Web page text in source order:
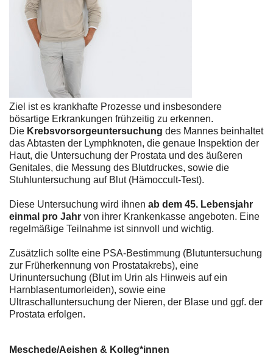
Ziel ist es krankhafte Prozesse und insbesondere
bösartige Erkrankungen frühzeitig zu erkennen.
Die Krebsvorsorgeuntersuchung des Mannes beinhaltet
das Abtasten der Lymphknoten, die genaue Inspektion der
Haut, die Untersuchung der Prostata und des äußeren
Genitales, die Messung des Blutdruckes, sowie die
Stuhluntersuchung auf Blut (Hämoccult-Test).
Diese Untersuchung wird ihnen ab dem 45. Lebensjahr
einmal pro Jahr von ihrer Krankenkasse angeboten. Eine
regelmäßige Teilnahme ist sinnvoll und wichtig.
Zusätzlich sollte eine PSA-Bestimmung (Blutuntersuchung
zur Früherkennung von Prostatakrebs), eine
Urinuntersuchung (Blut im Urin als Hinweis auf ein
Harnblasentumorleiden), sowie eine
Ultraschalluntersuchung der Nieren, der Blase und ggf. der
Prostata erfolgen.
Meschede/Aeishen & Kolleg*innen